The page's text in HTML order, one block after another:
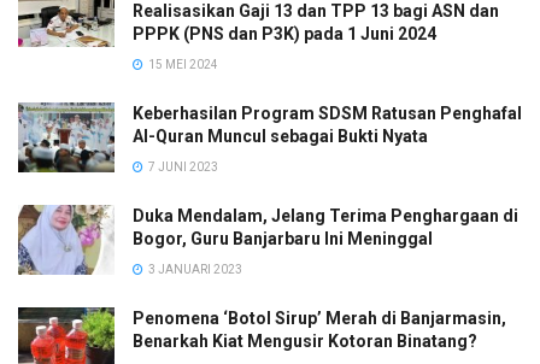
Realisasikan Gaji 13 dan TPP 13 bagi ASN dan
PPPK (PNS dan P3K) pada 1 Juni 2024
15 MEI 2024
Keberhasilan Program SDSM Ratusan Penghafal
Al-Quran Muncul sebagai Bukti Nyata
7 JUNI 2023
Duka Mendalam, Jelang Terima Penghargaan di
Bogor, Guru Banjarbaru Ini Meninggal
3 JANUARI 2023
Penomena ‘Botol Sirup’ Merah di Banjarmasin,
Benarkah Kiat Mengusir Kotoran Binatang?